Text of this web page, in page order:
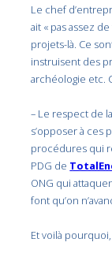
Le chef
ait « pas assez
projets-là. Ce
instruisent des
archéologie etc.
– Le respect de
s’opposer à ces
procédures qui
PDG de
ONG qui
font qu’on
Et voilà